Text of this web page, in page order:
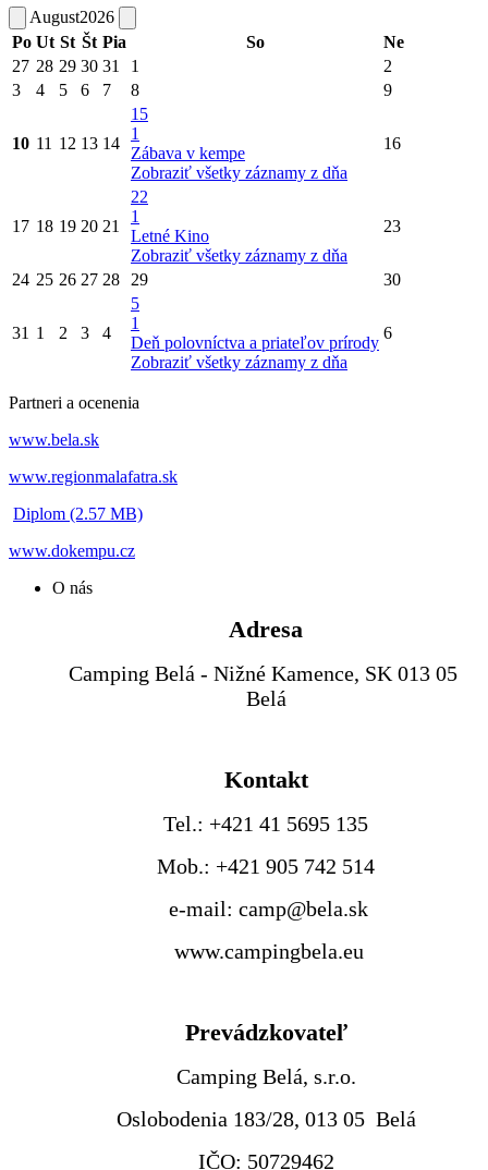
August2026
Po Ut St Št Pia So
Ne
27 28 29 30 31 1
2
3
4 5 6 7 8 9
10 11 12 13 14
15
1
Zábava v kempe
Zobraziť všetky záznamy z dňa
16
17 18 19 20 21
22
1
Letné Kino
Zobraziť všetky záznamy z dňa
23
24 25 26 27 28 29 30
31 1 2 3 4
5
1
Deň polovníctva a priateľov prírody
Zobraziť všetky záznamy z dňa
6
Partneri a ocenenia
www.bela.sk
www.regionmalafatra.sk
Diplom (2.57 MB)
www.dokempu.cz
O nás
Adresa
Camping Belá - Nižné Kamence, SK 013 05
Belá
Kontakt
Tel.: +421 41 5695 135
Mob.: +421 905 742 514
e-mail: camp@bela.sk
www.campingbela.eu
Prevádzkovateľ
Camping Belá, s.r.o.
Oslobodenia 183/28, 013 05 Belá
IČO: 50729462